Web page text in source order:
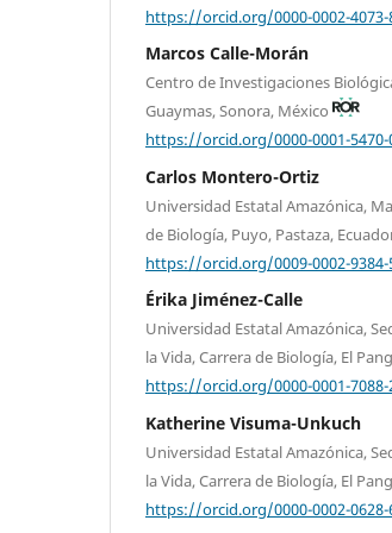
https://orcid.org/0000-0002-4073-
Marcos Calle-Morán
Centro de Investigaciones
Guaymas, Sonora, México
https://orcid.org/0000-0001-5470-
Carlos Montero-Ortiz
Universidad Estatal Amazónica,
de Biología, Puyo, Pastaza,
https://orcid.org/0009-0002-9384-
Érika Jiménez-Calle
Universidad Estatal Amazónica,
la Vida, Carrera de Biología, El
https://orcid.org/0000-0001-7088-
Katherine Visuma-Unkuch
Universidad Estatal Amazónica,
la Vida, Carrera de Biología, El
https://orcid.org/0000-0002-0628-